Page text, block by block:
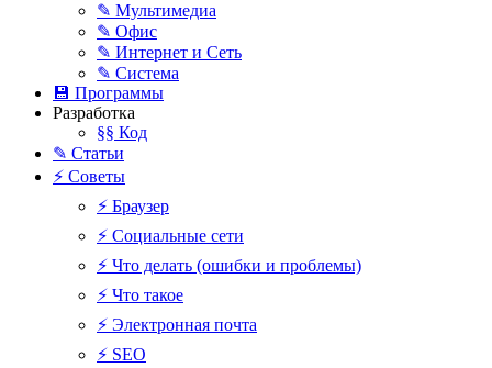
✎ Мультимедиа
✎ Офис
✎ Интернет и Сеть
✎ Система
💾 Программы
Разработка
§§ Код
✎ Статьи
⚡ Советы
⚡ Браузер
⚡ Социальные сети
⚡ Что делать (ошибки и проблемы)
⚡ Что такое
⚡ Электронная почта
⚡ SEO